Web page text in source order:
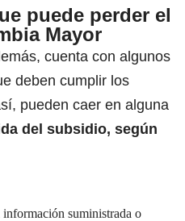
puede perder el
Mayor
cuenta con algunos
deben cumplir los
pueden caer en alguna
del subsidio, según
suministrada o